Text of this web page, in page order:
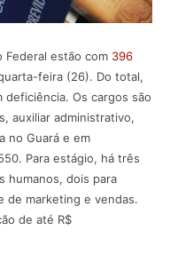
Federal estão com 396
feira (26). Do total,
deficiência. Os cargos são
auxiliar administrativo,
no Guará e em
Para estágio, há três
humanos, dois para
de marketing e vendas.
de até R$